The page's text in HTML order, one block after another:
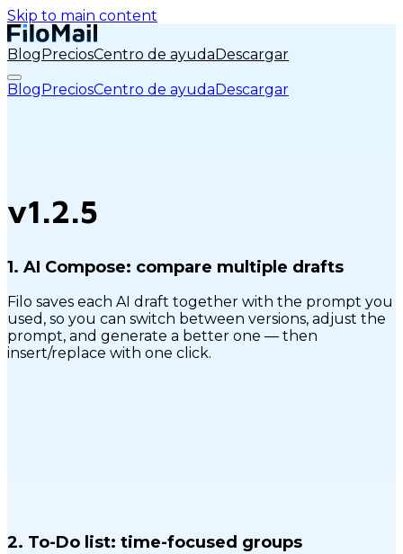
Skip to main content
BlogPreciosCentro de ayudaDescargar
BlogPreciosCentro de ayudaDescargar
v1.2.5
1. AI Compose: compare multiple drafts
Filo saves each AI draft together with the prompt you
used, so you can switch between versions, adjust the
prompt, and generate a better one — then
insert/replace with one click.
2. To-Do list: time-focused groups